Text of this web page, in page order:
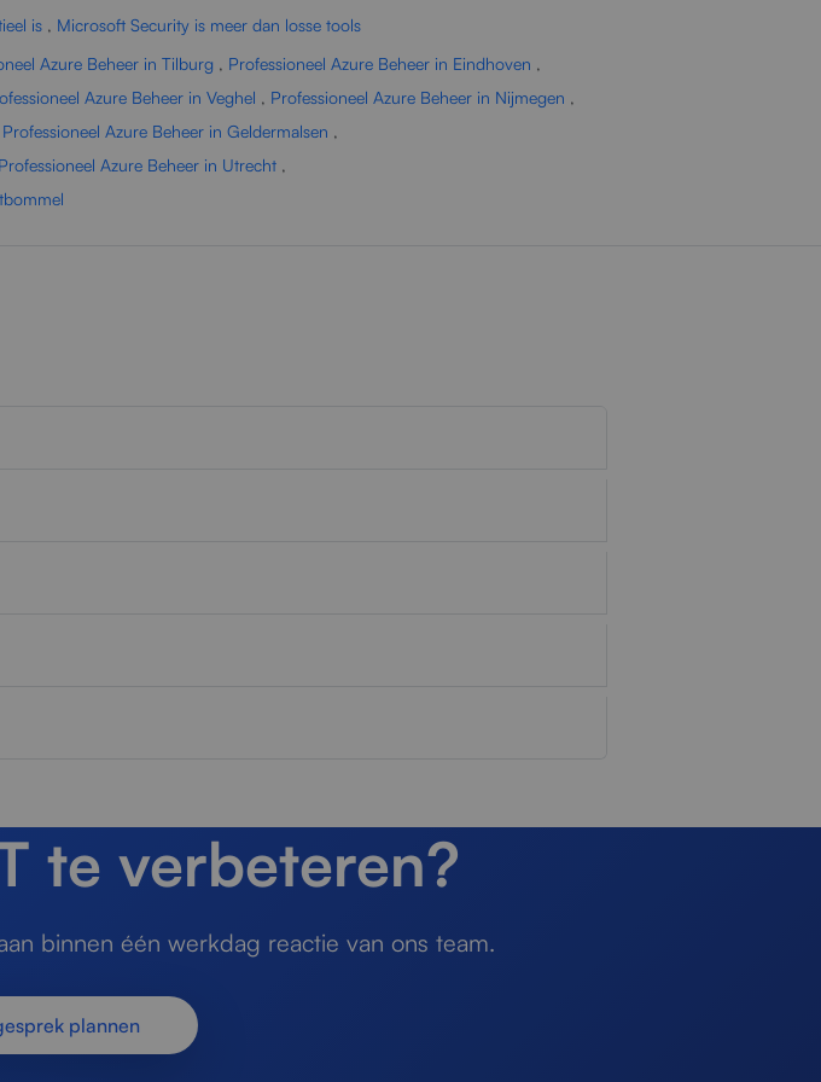
is , Microsoft Security is meer dan losse tools
Azure Beheer in Tilburg , Professioneel Azure Beheer in Eindhoven ,
Azure Beheer in Veghel , Professioneel Azure Beheer in Nijmegen ,
Professioneel Azure Beheer in Geldermalsen ,
Professioneel Azure Beheer in Utrecht ,
te verbeteren?
binnen één werkdag reactie van ons team.
plannen